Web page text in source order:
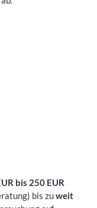
bis 250 EUR
bis zuweit